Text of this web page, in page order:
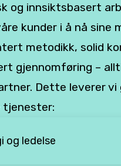
og innsiktsbasert
kunder i å nå sine
metodikk, solid
gjennomføring –
Dette leverer vi
tjenester:
og ledelse